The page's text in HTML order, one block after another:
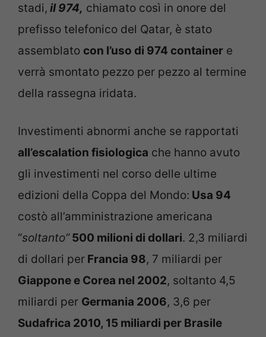
stadi, il 974, chiamato così in onore del
prefisso telefonico del Qatar, è stato
assemblato con l’uso di 974 container e
verrà smontato pezzo per pezzo al termine
della rassegna iridata.
Investimenti abnormi anche se rapportati
all’escalation fisiologica che hanno avuto
gli investimenti nel corso delle ultime
edizioni della Coppa del Mondo: Usa 94
costò all’amministrazione americana
“soltanto”500 milioni di dollari. 2,3 miliardi
di dollari per Francia 98, 7 miliardi per
Giappone e Corea nel 2002, soltanto 4,5
miliardi per Germania 2006, 3,6 per
Sudafrica 2010, 15 miliardi per Brasile